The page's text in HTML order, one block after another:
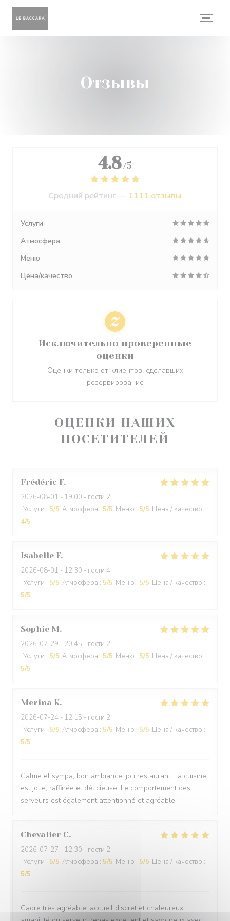
Панель управления cookies
Отзывы
ОЦЕНКИ НАШИХ
ПОСЕТИТЕЛЕЙ
Frédéric F
2026-08-01 - 19:00 - гости 2
Услуги : 5/5 Атмосфера : 5/5 Меню : 5/5 Цена / качество :
4/5
Isabelle F
2026-08-01 - 12:30 - гости 4
Услуги : 5/5 Атмосфера : 5/5 Меню : 5/5 Цена / качество :
5/5
Sophie M
2026-07-29 - 20:45 - гости 2
Услуги : 5/5 Атмосфера : 5/5 Меню : 5/5 Цена / качество :
5/5
Merina K
2026-07-24 - 12:15 - гости 2
Услуги : 5/5 Атмосфера : 5/5 Меню : 5/5 Цена / качество :
5/5
Calme et sympa, bon ambiance, joli restaurant. La cuisine
est jolie, raffinée et délicieuse. Le comportement des
serveurs est également attentionné et agréable.
Chevalier C
2026-07-27 - 12:30 - гости 2
Услуги : 5/5 Атмосфера : 5/5 Меню : 5/5 Цена / качество :
5/5
Cadre très agréable, accueil discret et chaleureux,
4.8 /5
Средний рейтинг — 1111 отзывы
Услуги
Атмосфера
Меню
Цена/качество
Исключительно проверенные
оценки
Оценки только от клиентов, сделавших
резервирование